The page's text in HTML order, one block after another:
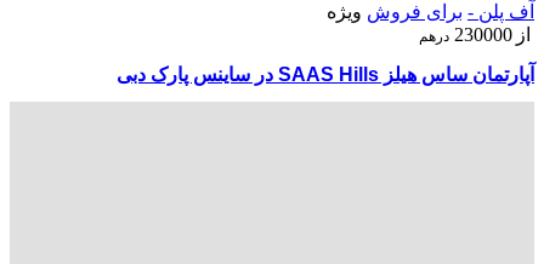
آف پلن - برای فروش ویژه
از 230000 درهم
آپارتمان ساس هیلز SAAS Hills در ساینس پارک دبی